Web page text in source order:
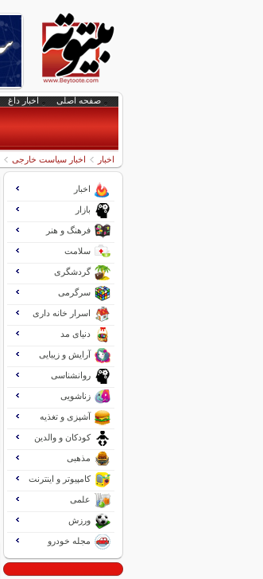
صفحه اصلی اخبار داغ
اخبار اخبار سیاست خارجی
اخبار
بازار
فرهنگ و هنر
سلامت
گردشگری
سرگرمی
اسرار خانه داری
دنیای مد
آرایش و زیبایی
روانشناسی
زناشویی
آشپزی و تغذیه
کودکان و والدین
مذهبی
کامپیوتر و اینترنت
علمی
ورزش
مجله خودرو